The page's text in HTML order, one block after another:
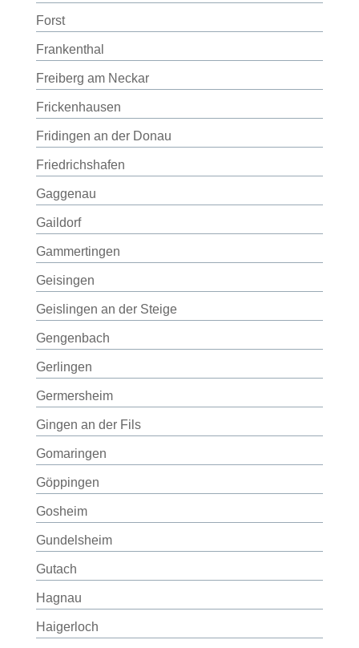
Forst
Frankenthal
Freiberg am Neckar
Frickenhausen
Fridingen an der Donau
Friedrichshafen
Gaggenau
Gaildorf
Gammertingen
Geisingen
Geislingen an der Steige
Gengenbach
Gerlingen
Germersheim
Gingen an der Fils
Gomaringen
Göppingen
Gosheim
Gundelsheim
Gutach
Hagnau
Haigerloch